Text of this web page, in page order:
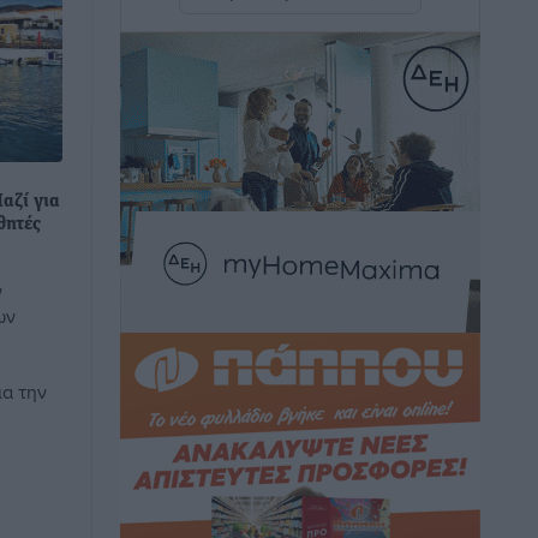
για
την
Τοπικές Ειδήσεις πριν 3 ώρες
Αυτοκίνητο μπήκε παράνομα σε
μονόδρομο στο Μαστιχάρι –
Αναποδογύρισε όχημα με μητέρα και
5χρονο παιδί
“Η Ευρώπη αντιμετώπιζε το
συγκλονιστική μαρτυρία της Χαρούλας
Γιασιράνη στον RV για τα γεγονότα που
οδήγησαν στο Σύμφωνο της Λέρου
Τοπικές Ειδήσεις• πριν 3 ώρες
Συναυλία με τον Γιάννη Κότσιρα στις
21 Αυγούστου